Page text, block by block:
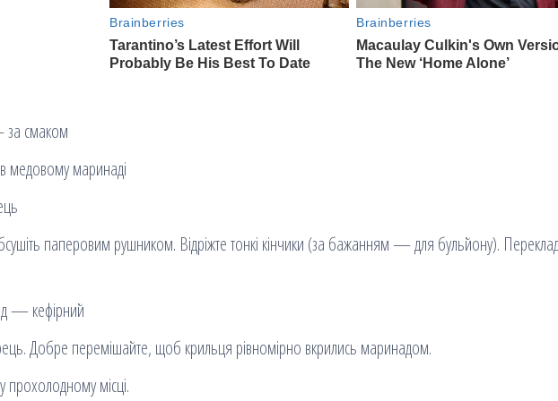
за смаком
медовому маринаді
паперовим рушником. Відріжте тонкі кінчики (за бажанням — для бульйону).
— кефірний
Добре перемішайте, щоб крильця рівномірно вкрились маринадом.
місці.